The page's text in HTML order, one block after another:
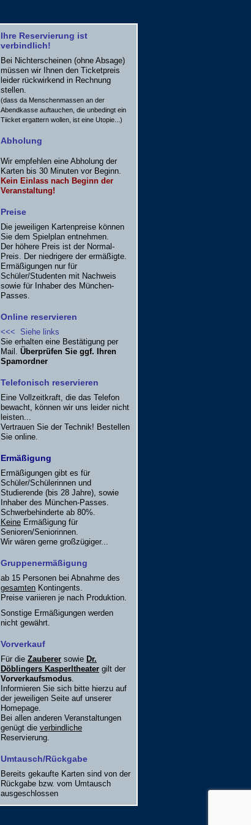
Ihre Reservierung ist
verbindlich!
Bei Nichterscheinen (ohne Absage)
müssen wir Ihnen den Ticketpreis
leider rückwirkend in Rechnung
stellen.
(dass da Menschenmassen an der
Abendkasse auftauchen, die unbedingt ein
Tiicket ergattern wollen, ist eine Utopie...)
Abholung
Wir empfehlen eine Abholung der
Karten bis 30 Minuten vor Beginn.
Kein Einlass nach Beginn der
Veranstaltung!
Preise
Die jeweiligen Kartenpreise können
Sie dem Spielplan entnehmen.
Der höhere Preis ist der Normal-
Preis. Der niedrigere der ermäßigte.
Ermäßigungen nur für
Schüler/Studenten mit Nachweis
sowie für Inhaber des München-
Passes.
Online reservieren
<<< Siehe links
Sie erhalten eine Bestätigung per
Mail. Überprüfen Sie ggf. Ihren
Spamordner
Telefonisch reservieren
Eine Vollzeitkraft, die das Telefon
bewacht, können wir uns leider nicht
leisten...
Vertrauen Sie der Technik! Bestellen
Sie online.
Ermäßigung
Ermäßigungen gibt es für
Schüler/Schülerinnen und
Studierende (bis 28 Jahre), sowie
Inhaber des München-Passes.
Schwerbehinderte ab 80%.
Keine Ermäßigung für
Senioren/Seniorinnen.
Wir wären gerne großzügiger...
Gruppenermäßigung
ab 15 Personen bei Abnahme des
gesamten Kontingents.
Preise variieren je nach Produktion.
Sonstige Ermäßigungen werden
nicht gewährt.
Vorverkauf
Für die Zauberer sowie Dr.
Döblingers Kasperltheater gilt der
Vorverkaufsmodus.
Informieren Sie sich bitte hierzu auf
der jeweiligen Seite auf unserer
Homepage.
Bei allen anderen Veranstaltungen
genügt die verbindliche
Reservierung.
Umtausch/Rückgabe
Bereits gekaufte Karten sind von der
Rückgabe bzw. vom Umtausch
ausgeschlossen